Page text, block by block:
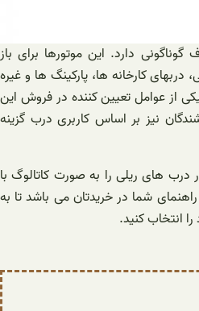
دارد. این موتورها برای باز
دربهای کارخانه ها، پارکینگ ها و غیره
از عوامل تعیین کننده در فروش این
نیز بر اساس کاربری درب گزینه
درب های ریلی را به صورت کاتالوگ با
شما در خریدتان می باشد تا به
انتخاب کنید.